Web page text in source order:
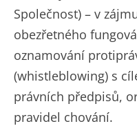
Společnost) – v
obezřetného
oznamování
(whistleblowing) s
právních předpisů,
pravidel chování.